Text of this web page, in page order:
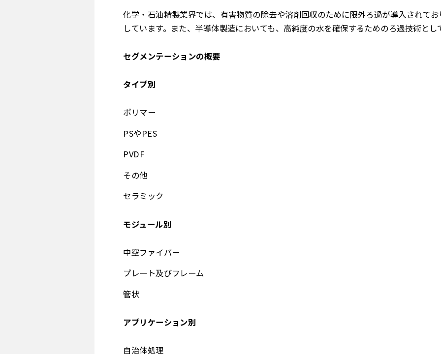
化学・石油精製業界では、有害物質の除去や溶剤回収のために限外ろ過が導入されて
しています。また、半導体製造においても、高純度の水を確保するためのろ過技術とし
セグメンテーションの概要
タイプ別
ポリマー
PSやPES
PVDF
その他
セラミック
モジュール別
中空ファイバー
プレート及びフレーム
管状
アプリケーション別
自治体処理